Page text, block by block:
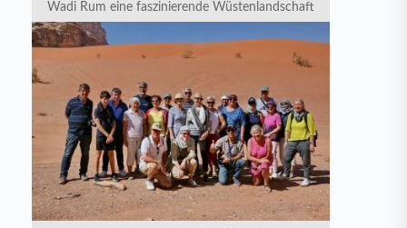
Wadi Rum eine faszinierende Wüstenlandschaft